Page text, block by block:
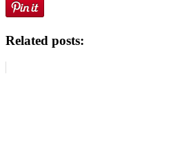
Related posts: